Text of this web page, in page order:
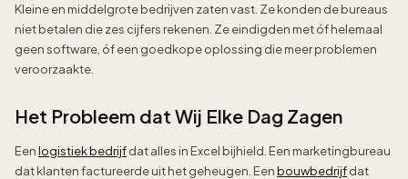
Kleine en middelgrote bedrijven zaten vast. Ze konden de bureaus
niet betalen die zes cijfers rekenen. Ze eindigden met óf helemaal
geen software, óf een goedkope oplossing die meer problemen
veroorzaakte.
Het Probleem dat Wij Elke Dag Zagen
Eenlogistiek bedrijfdat alles in Excel bijhield. Een marketingbureau
dat klanten factureerde uit het geheugen. Eenbouwbedrijfdat